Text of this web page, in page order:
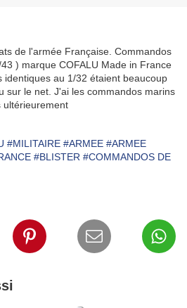
de l'armée Française. Commandos
) marque COFALU Made in France
identiques au 1/32 étaient beaucoup
le net. J'ai les commandos marins
ultérieurement
#MILITAIRE #ARMEE #ARMEE
#BLISTER #COMMANDOS DE